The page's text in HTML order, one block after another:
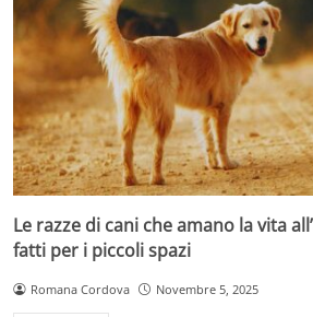
Le razze di cani che amano la vita
fatti per i piccoli spazi
Romana Cordova Novembre 5, 2025